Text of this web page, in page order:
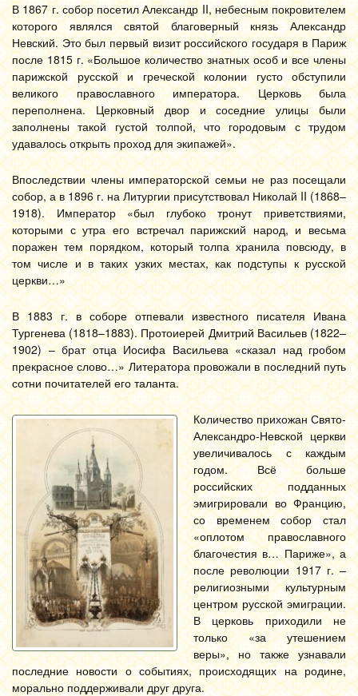
В 1867 г. собор посетил Александр II, небесным покровителем
которого являлся святой благоверный князь Александр
Невский. Это был первый визит российского государя в Париж
после 1815 г. «Большое количество знатных особ и все члены
парижской русской и греческой колонии густо обступили
великого православного императора. Церковь была
переполнена. Церковный двор и соседние улицы были
заполнены такой густой толпой, что городовым с трудом
удавалось открыть проход для экипажей».
Впоследствии члены императорской семьи не раз посещали
собор, а в 1896 г. на Литургии присутствовал Николай II (1868–
1918). Император «был глубоко тронут приветствиями,
которыми с утра его встречал парижский народ, и весьма
поражен тем порядком, который толпа хранила повсюду, в
том числе и в таких узких местах, как подступы к русской
церкви…»
В 1883 г. в соборе отпевали известного писателя Ивана
Тургенева (1818–1883). Протоиерей Дмитрий Васильев (1822–
1902) – брат отца Иосифа Васильева «сказал над гробом
прекрасное слово…» Литератора провожали в последний путь
сотни почитателей его таланта.
Количество прихожан Свято-
Александро-Невской церкви
увеличивалось с каждым
годом. Всё больше
российских подданных
эмигрировали во Францию,
со временем собор стал
«оплотом православного
благочестия в… Париже», а
после революции 1917 г. –
религиозными культурным
центром русской эмиграции.
В церковь приходили не
только «за утешением
веры», но также узнавали
последние новости о событиях, происходящих на родине,
морально поддерживали друг друга.